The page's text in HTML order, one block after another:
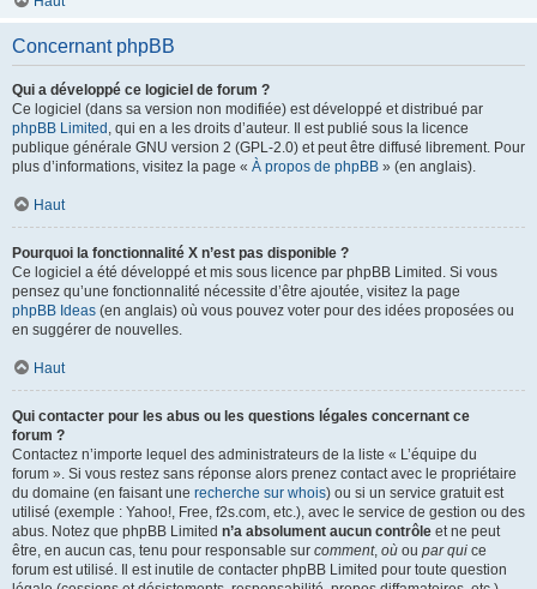
Concernant phpBB
Qui a développé ce logiciel de forum ?
Ce logiciel (dans sa version non modifiée) est développé et distribué par
phpBB Limited , qui en a les droits d’auteur. Il est publié sous la licence
publique générale GNU version 2 (GPL-2.0) et peut être diffusé librement. Pour
plus d’informations, visitez la page « À propos de phpBB » (en anglais).
Haut
Pourquoi la fonctionnalité X n’est pas disponible ?
Ce logiciel a été développé et mis sous licence par phpBB Limited. Si vous
pensez qu’une fonctionnalité nécessite d’être ajoutée, visitez la page
phpBB Ideas (en anglais) où vous pouvez voter pour des idées proposées ou
en suggérer de nouvelles.
Haut
Qui contacter pour les abus ou les questions légales concernant ce
forum ?
Contactez n’importe lequel des administrateurs de la liste « L’équipe du
forum ». Si vous restez sans réponse alors prenez contact avec le propriétaire
du domaine (en faisant une recherche sur whois) ou si un service gratuit est
utilisé (exemple : Yahoo!, Free, f2s.com, etc.), avec le service de gestion ou des
abus. Notez que phpBB Limited n’a absolument aucun contrôle et ne peut
être, en aucun cas, tenu pour responsable sur comment, où ou par qui ce
forum est utilisé. Il est inutile de contacter phpBB Limited pour toute question